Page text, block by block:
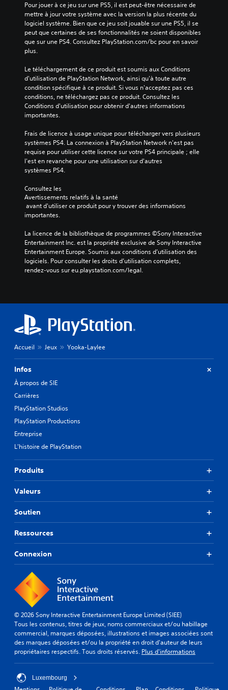
Pour jouer à ce jeu sur une PS5, il est peut-être nécessaire de
mettre à jour votre système avec la version la plus récente du
logiciel système. Bien que ce jeu soit jouable sur une PS5, il se
peut que certaines de ses fonctionnalités ne soient disponibles
que sur une PS4. Consultez PlayStation.com/bc pour en savoir
plus.
Le téléchargement de ce produit est soumis aux Conditions
d'utilisation de PlayStation Network, ainsi qu'à toute autre
condition spécifique à ce produit. Si vous n'acceptez pas ces
conditions, ne téléchargez pas ce produit. Consultez les
Conditions d'utilisation pour obtenir d'autres informations
importantes.
Frais de licence à usage unique pour télécharger vers plusieurs
systèmes PS4. La connexion à PlayStation Network n'est pas
requise pour utiliser cette licence sur votre PS4 principale ; elle
l'est en revanche pour une utilisation sur d'autres
systèmes PS4.
Consultez les
Avertissements relatifs à la santé
importantes.
La licence de la bibliothèque de programmes ©Sony Interactive
Entertainment Inc. est la propriété exclusive de Sony Interactive
Entertainment Europe. Soumis aux conditions d’utilisation des
logiciels. Pour consulter les droits d’utilisation complets,
rendez-vous sur eu.playstation.com/legal.
Accueil Jeux Yooka-Laylee
Infos
À propos de SIE
Carrières
PlayStation Studios
PlayStation Productions
Entreprise
L'histoire de PlayStation
Produits
Valeurs
Soutien
Ressources
Connexion
© 2026 Sony Interactive Entertainment Europe Limited (SIEE)
Tous les contenus, titres de jeux, noms commerciaux et/ou habillage
commercial, marques déposées, illustrations et images associées sont
des marques déposées et/ou la propriété en droit d'auteur de leurs
propriétaires respectifs. Tous droits réservés. Plus d'informations
Luxembourg